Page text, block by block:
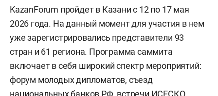
KazanForum пройдет в Казани с 12 по 17 мая
2026 года. На данный момент для участия в нем
уже зарегистрировались представители 93
стран и 61 региона. Программа саммита
включает в себя широкий спектр мероприятий:
форум молодых дипломатов, съезд
национальных банков РФ, встречи ИСЕСКО,